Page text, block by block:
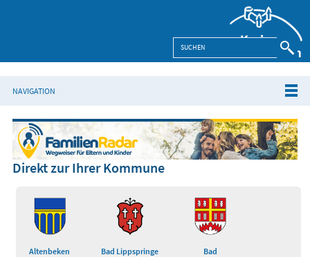
NAVIGATION
Direkt zur Ihrer Kommune
Altenbeken Bad Lippspringe
Bad